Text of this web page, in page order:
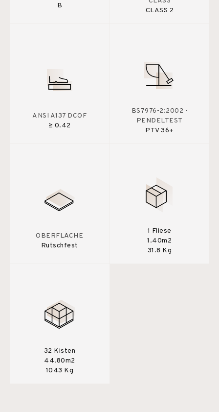
B
CLASS 2
ANSI A137 DCOF
≥ 0.42
BS7976-2:2002 -
PENDELTEST
PTV 36+
OBERFLÄCHE
Rutschfest
1 Fliese
1.40m2
31.8 Kg
32 Kisten
44.80m2
1043 Kg